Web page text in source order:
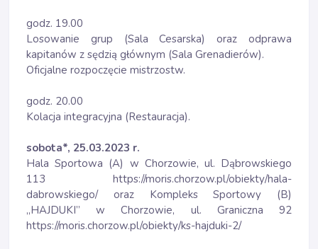
godz. 19.00
Losowanie grup (Sala Cesarska) oraz odprawa
kapitanów z sędzią głównym (Sala Grenadierów).
Oficjalne rozpoczęcie mistrzostw.
godz. 20.00
Kolacja integracyjna (Restauracja).
sobota*, 25.03.2023 r.
Hala Sportowa (A) w Chorzowie, ul. Dąbrowskiego
113 https://moris.chorzow.pl/obiekty/hala-
dabrowskiego/oraz Kompleks Sportowy (B)
„HAJDUKI” w Chorzowie, ul. Graniczna 92
https://moris.chorzow.pl/obiekty/ks-hajduki-2/